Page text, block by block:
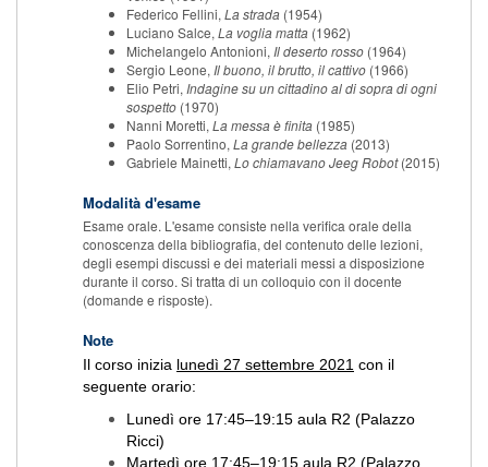
Federico Fellini, La strada (1954)
Luciano Salce, La voglia matta (1962)
Michelangelo Antonioni, Il deserto rosso (1964)
Sergio Leone, Il buono, il brutto, il cattivo (1966)
Elio Petri, Indagine su un cittadino al di sopra di ogni
sospetto (1970)
Nanni Moretti, La messa è finita (1985)
Paolo Sorrentino, La grande bellezza (2013)
Gabriele Mainetti, Lo chiamavano Jeeg Robot(2015)
Modalità d'esame
Esame orale. L'esame consiste nella verifica orale della
conoscenza della bibliografia, del contenuto delle lezioni,
degli esempi discussi e dei materiali messi a disposizione
durante il corso. Si tratta di un colloquio con il docente
(domande e risposte).
Note
Il corso inizia lunedì 27 settembre 2021 con il
seguente orario:
Lunedì ore 17:45–19:15 aula R2 (Palazzo
Ricci)
Martedì ore 17:45–19:15 aula R2 (Palazzo